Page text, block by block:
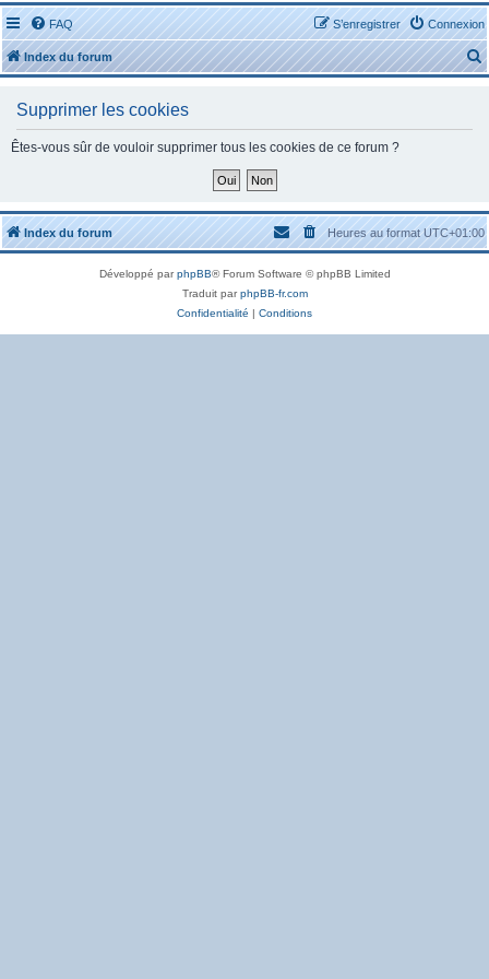
FAQ Connexion
S’enregistrer
Index du forum
e
c
h
Supprimer les cookies
Êtes-vous sûr de vouloir supprimer tous les cookies de ce forum ?
Index du forum Heures au formatUTC+01:00
Développé parphpBB® Forum Software © phpBB Limited
Traduit parphpBB-fr.com
Confidentialité | Conditions